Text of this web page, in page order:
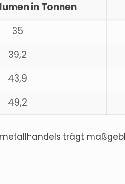
in Tonnen
35
39,2
43,9
49,2
trägt